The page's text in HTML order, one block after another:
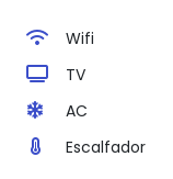
Wifi
TV
AC
Escalfador